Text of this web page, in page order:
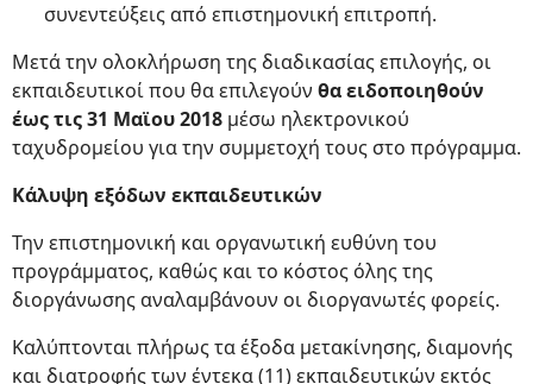
συνεντεύξεις από επιστημονική επιτροπή.
Μετά την ολοκλήρωση της διαδικασίας επιλογής, οι
εκπαιδευτικοί που θα επιλεγούν θα ειδοποιηθούν
έως τις 31 Μαϊου 2018 μέσω ηλεκτρονικού
ταχυδρομείου για την συμμετοχή τους στο πρόγραμμα.
Κάλυψη εξόδων εκπαιδευτικών
Την επιστημονική και οργανωτική ευθύνη του
προγράμματος, καθώς και το κόστος όλης της
διοργάνωσης αναλαμβάνουν οι διοργανωτές φορείς.
Καλύπτονται πλήρως τα έξοδα μετακίνησης, διαμονής
και διατροφής των έντεκα (11) εκπαιδευτικών εκτός